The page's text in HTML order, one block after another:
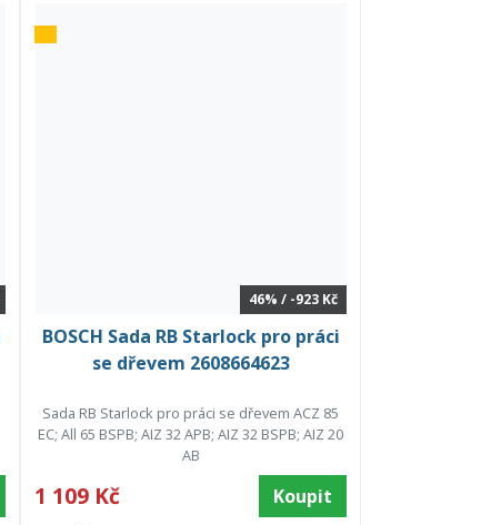
46% / -923 Kč
BOSCH Sada RB Starlock pro práci
se dřevem 2608664623
Sada RB Starlock pro práci se dřevem ACZ 85
EC; All 65 BSPB; AIZ 32 APB; AIZ 32 BSPB; AIZ 20
AB
1 109 Kč Koupit